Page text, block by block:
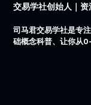
交易学社创始人｜
司马君交易学社是专
础概念科普、让你从